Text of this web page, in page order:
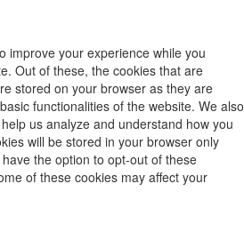
improve your experience while you
Out of these, the cookies that are
stored on your browser as they are
functionalities of the website. We also
us analyze and understand how you
will be stored in your browser only
the option to opt-out of these
of these cookies may affect your